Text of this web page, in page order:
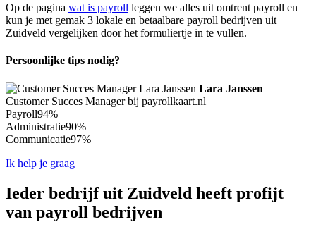
Op de pagina wat is payroll leggen we alles uit omtrent payroll en
kun je met gemak 3 lokale en betaalbare payroll bedrijven uit
Zuidveld vergelijken door het formuliertje in te vullen.
Persoonlijke tips nodig?
Lara Janssen
Customer Succes Manager bij payrollkaart.nl
Payroll94%
Administratie90%
Communicatie97%
Ik help je graag
Ieder bedrijf uit Zuidveld heeft profijt
van payroll bedrijven